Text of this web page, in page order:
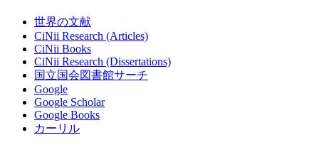
世界の文献
CiNii Research (Articles)
CiNii Books
CiNii Research (Dissertations)
国立国会図書館サーチ
Google
Google Scholar
Google Books
カーリル